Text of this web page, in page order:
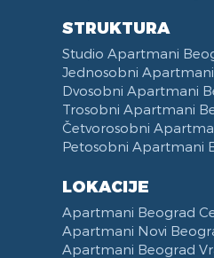
STRUKTURA
Studio Apartmani
Jednosobni
Dvosobni Apartmani
Trosobni Apartmani
Četvorosobni
Petosobni Apartmani
LOKACIJE
Apartmani Beograd
Apartmani Novi
Apartmani Beograd